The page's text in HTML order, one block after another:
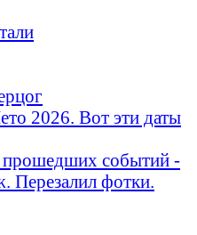
2026. Вот эти даты
прошедших событий -
фотки.